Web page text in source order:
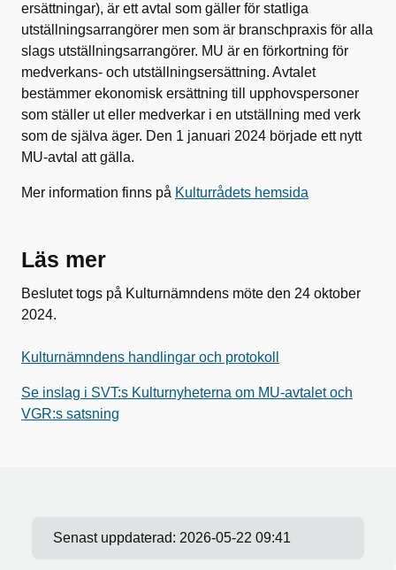
ersättningar), är ett avtal som gäller för statliga
utställningsarrangörer men som är branschpraxis för alla
slags utställningsarrangörer. MU är en förkortning för
medverkans- och utställningsersättning. Avtalet
bestämmer ekonomisk ersättning till upphovspersoner
som ställer ut eller medverkar i en utställning med verk
som de själva äger. Den 1 januari 2024 började ett nytt
MU-avtal att gälla.
Mer information finns på Kulturrådets hemsida
Läs mer
Beslutet togs på Kulturnämndens möte den 24 oktober
2024.
Kulturnämndens handlingar och protokoll
Se inslag i SVT:s Kulturnyheterna om MU-avtalet och
VGR:s satsning
Senast uppdaterad: 2026-05-22 09:41